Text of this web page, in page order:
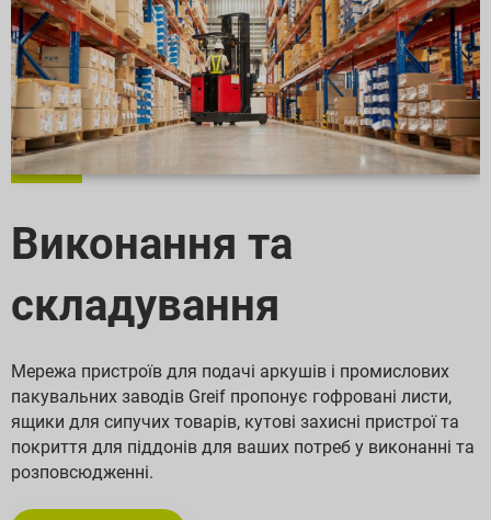
Виконання та
складування
Мережа пристроїв для подачі аркушів і промислових
пакувальних заводів Greif пропонує гофровані листи,
ящики для сипучих товарів, кутові захисні пристрої та
покриття для піддонів для ваших потреб у виконанні та
розповсюдженні.